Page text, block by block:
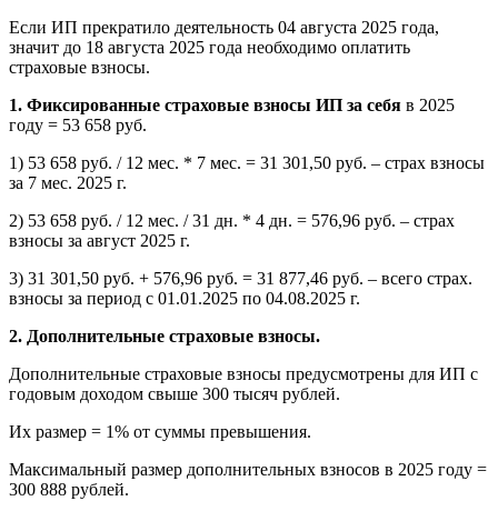
Если ИП прекратило деятельность 04 августа 2025 года,
значит до 18 августа 2025 года необходимо оплатить
страховые взносы.
1. Фиксированные страховые взносы ИП за себя в 2025
году = 53 658 руб.
1) 53 658 руб. / 12 мес. * 7 мес. = 31 301,50 руб. – страх взносы
за 7 мес. 2025 г.
2) 53 658 руб. / 12 мес. / 31 дн. * 4 дн. = 576,96 руб. – страх
взносы за август 2025 г.
3) 31 301,50 руб. + 576,96 руб. = 31 877,46 руб. – всего страх.
взносы за период с 01.01.2025 по 04.08.2025 г.
2. Дополнительные страховые взносы.
Дополнительные страховые взносы предусмотрены для ИП с
годовым доходом свыше 300 тысяч рублей.
Их размер = 1% от суммы превышения.
Максимальный размер дополнительных взносов в 2025 году =
300 888 рублей.